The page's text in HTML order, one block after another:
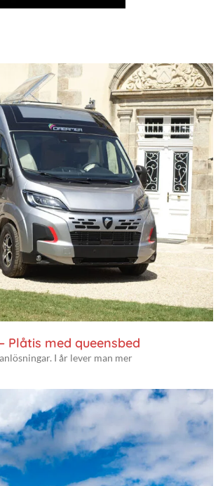
Plåtis med queensbed
I år lever man mer